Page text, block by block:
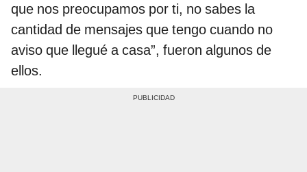
que nos preocupamos por ti, no sabes la
cantidad de mensajes que tengo cuando no
aviso que llegué a casa”, fueron algunos de
ellos.